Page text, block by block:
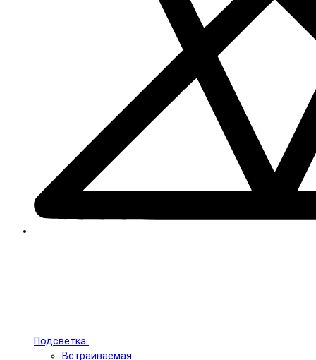
Подсветка
Встраиваемая